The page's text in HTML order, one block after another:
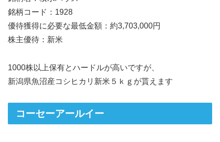
銘柄コード：1928
優待獲得に必要な最低金額：約3,703,000円
株主優待：新米
1000株以上保有とハードルが高いですが、
新潟県魚沼産コシヒカリ新米５ｋｇが貰えます
コーセーアールイー